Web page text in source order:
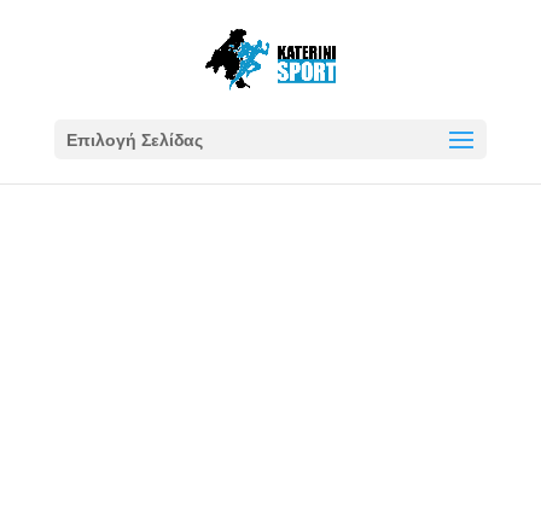
Επιλογή Σελίδας